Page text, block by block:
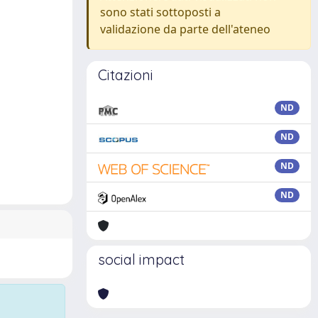
sono stati sottoposti a
validazione da parte dell'ateneo
Citazioni
ND
ND
ND
ND
social impact